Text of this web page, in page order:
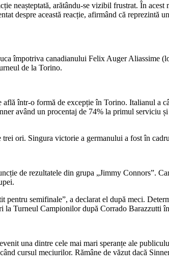
neașteptată, arătându-se vizibil frustrat. În
despre această reacție, afirmând că
împotriva canadianului Felix Auger Aliassime
de la Torino.
într-o formă de excepție în Torino. Italianul a
având un procentaj de 74% la primul
ori. Singura victorie a germanului a fost în
de rezultatele din grupa „Jimmy Connors”.
semifinale”, a declarat el după meci.
la Turneul Campionilor după Corrado Barazzutti
una dintre cele mai mari speranțe ale
cursul meciurilor. Rămâne de văzut dacă